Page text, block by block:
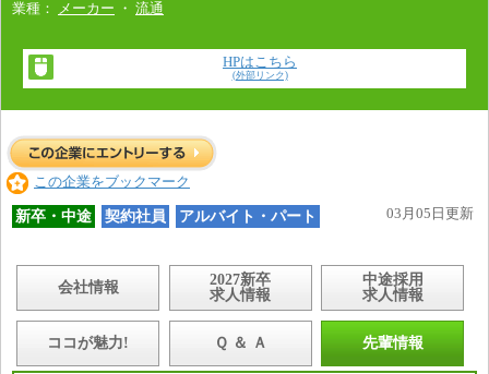
業種： メーカー ・ 流通
HPはこちら
(外部リンク)
この企業をブックマーク
新卒・中途 契約社員 アルバイト・パート 03月05日更新
会社情報
2027新卒
求人情報
中途採用
求人情報
ココが魅力! Ｑ ＆ Ａ 先輩情報